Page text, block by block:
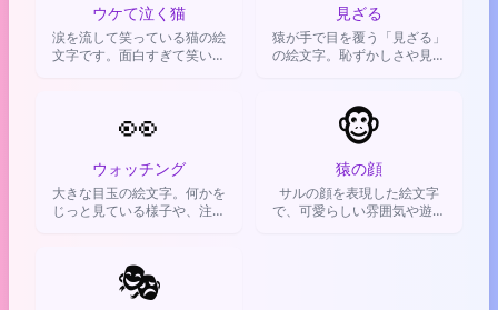
ウケて泣く猫
涙を流して笑っている猫の絵
文字です。面白すぎて笑いが
見ざる
猿が手で目を覆う「見ざる」
の絵文字。恥ずかしさや見た
👀
ウォッチング
大きな目玉の絵文字。何かを
じっと見ている様子や、注目
🐵
猿の顔
サルの顔を表現した絵文字
で、可愛らしい雰囲気や遊び
🎭